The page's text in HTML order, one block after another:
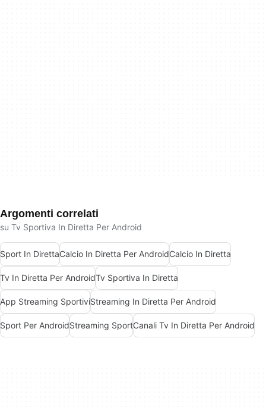
Argomenti correlati
su Tv Sportiva In Diretta Per Android
Sport In DirettaCalcio In Diretta Per AndroidCalcio In Diretta
Tv In Diretta Per AndroidTv Sportiva In Diretta
App Streaming SportiviStreaming In Diretta Per Android
Sport Per AndroidStreaming SportCanali Tv In Diretta Per Android